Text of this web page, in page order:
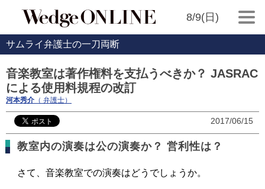
8/9(日)
サムライ弁護士の一刀両断
音楽教室は著作権料を支払うべきか？ JASRAC
による使用料規程の改訂
河本秀介 （ 弁護士）
2017/06/15
教室内の演奏は公の演奏か？ 営利性は？
さて、音楽教室での演奏はどうでしょうか。